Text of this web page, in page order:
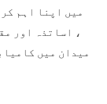
میں اپنا اہم
، اساتذہ اور
میدان میں